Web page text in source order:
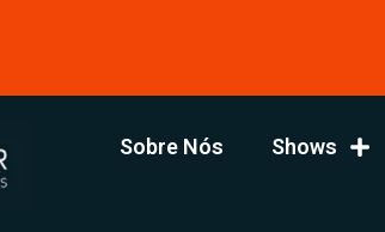
Sobre Nós Shows